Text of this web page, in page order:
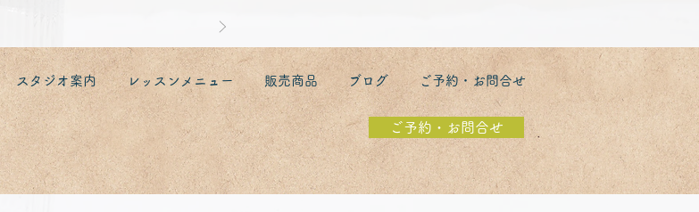
スタジオ案内 レッスンメニュー 販売商品 ブログ ご予約・お問合せ
ご予約・お問合せ